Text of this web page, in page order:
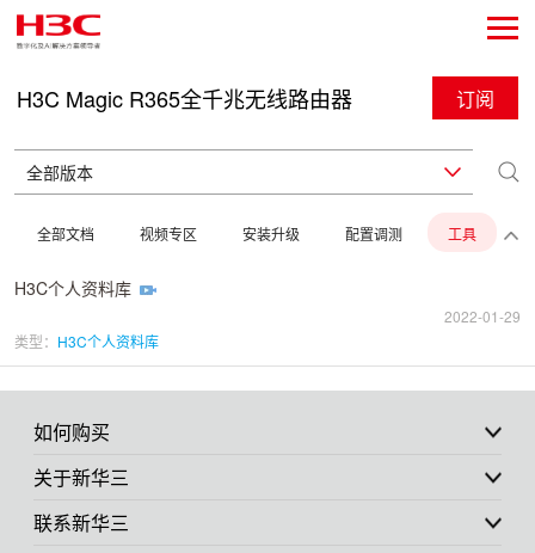
H3C Magic R365全千兆无线路由器 订阅
全部文档 视频专区 安装升级 配置调测 工具
H3C个人资料库
2022-01-29
类型： H3C个人资料库
如何购买
关于新华三
联系新华三